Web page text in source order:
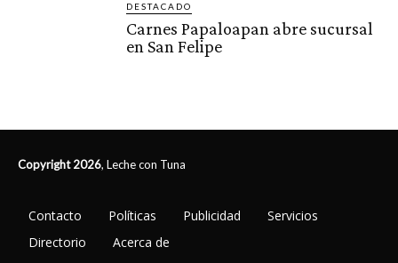
DESTACADO
Carnes Papaloapan abre sucursal
en San Felipe
Copyright 2026, Leche con Tuna
Contacto Políticas Publicidad
Servicios
Directorio
Acerca de